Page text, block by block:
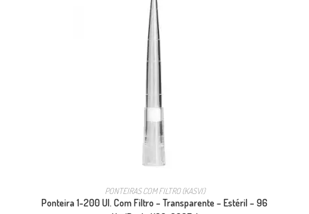
PONTEIRAS COM FILTRO (KASVI)
Ponteira 1-200 Ul. Com Filtro – Transparente – Estéril – 96